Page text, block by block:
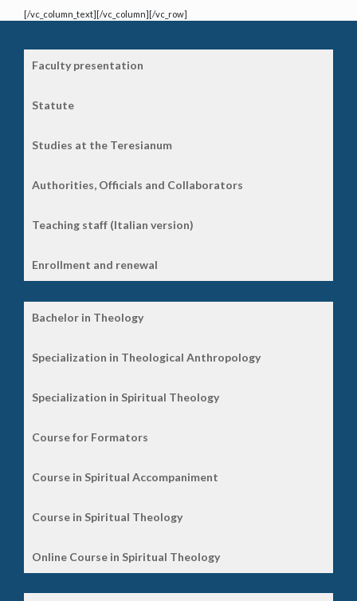
[/vc_column_text][/vc_column][/vc_row]
Faculty presentation
Statute
Studies at the Teresianum
Authorities, Officials and Collaborators
Teaching staff (Italian version)
Enrollment and renewal
Bachelor in Theology
Specialization in Theological Anthropology
Specialization in Spiritual Theology
Course for Formators
Course in Spiritual Accompaniment
Course in Spiritual Theology
Online Course in Spiritual Theology